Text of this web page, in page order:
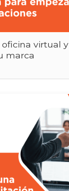
virtual y
marca